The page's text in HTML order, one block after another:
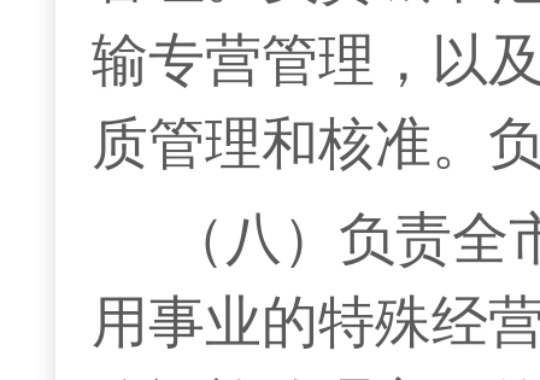
输专营管理，以
质管理和核准。
（八）负责
用事业的特殊经